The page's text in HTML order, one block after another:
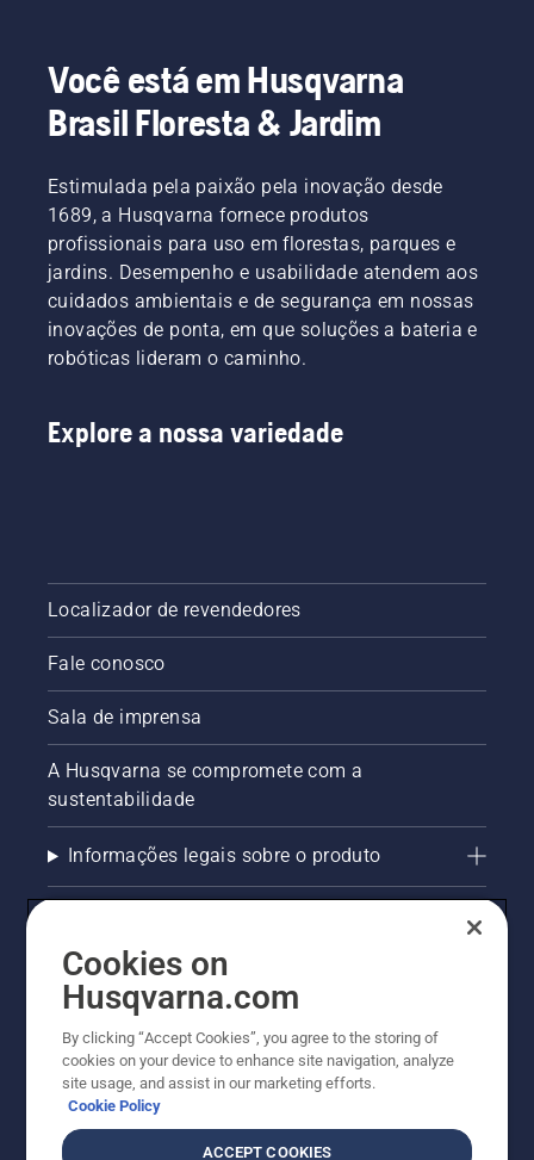
Você está em Husqvarna
Brasil Floresta & Jardim
Estimulada pela paixão pela inovação desde
1689, a Husqvarna fornece produtos
profissionais para uso em florestas, parques e
jardins. Desempenho e usabilidade atendem aos
cuidados ambientais e de segurança em nossas
inovações de ponta, em que soluções a bateria e
robóticas lideram o caminho.
Explore a nossa variedade
Localizador de revendedores
Fale conosco
Sala de imprensa
A Husqvarna se compromete com a
sustentabilidade
Informações legais sobre o produto
Outros sites Husqvarna
Trabalhe Conosco
Cookies on
Husqvarna.com
By clicking “Accept Cookies”, you agree to the storing of
cookies on your device to enhance site navigation, analyze
site usage, and assist in our marketing efforts.
Cookie Policy
ACCEPT COOKIES